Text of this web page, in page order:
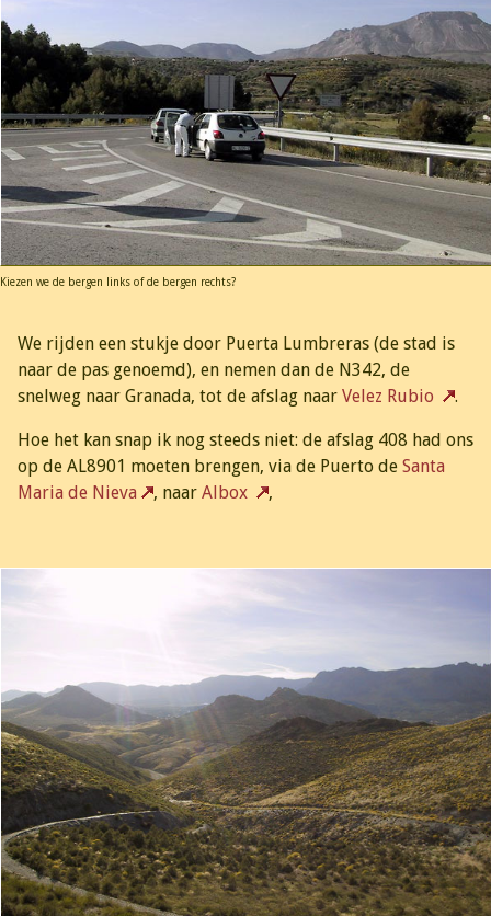
Kiezen we de bergen links of de bergen rechts?
We rijden een stukje door Puerta Lumbreras (de stad is
naar de pas genoemd), en nemen dan de N342, de
snelweg naar Granada, tot de afslag naar Velez Rubio .
Hoe het kan snap ik nog steeds niet: de afslag 408 had ons
op de AL8901 moeten brengen, via de Puerto de Santa
Maria de Nieva
, naar Albox ,